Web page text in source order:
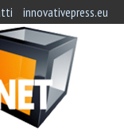
innovativepress.eu